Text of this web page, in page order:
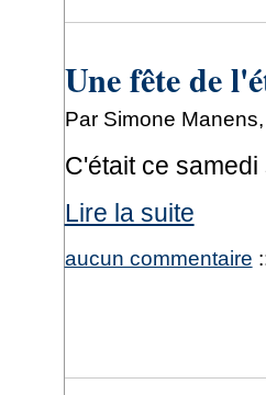
Une fête de
Par Simone
C'était ce samedi
Lire la suite
aucun commentaire